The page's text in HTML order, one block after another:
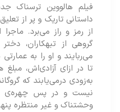
داستانی تاریک و پر از
از رمز و راز می‌برد.
گروهی از تبهکاران،
می‌ربایند و او را به
تا در ازای آزادی‌اش، مبلغ
به‌زودی درمی‌یابند که
نیست و در پس چهره‌ی
وحشتناک و غیر منتظره